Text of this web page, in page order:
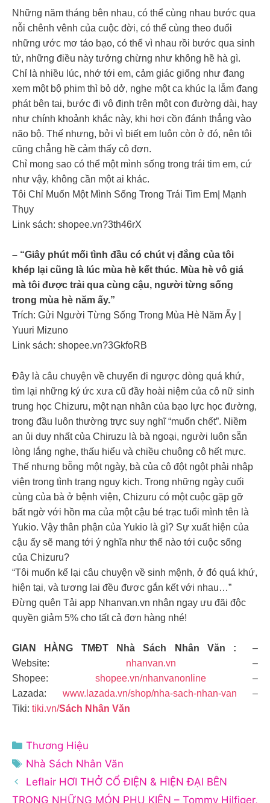
Những năm tháng bên nhau, có thể cùng nhau bước qua
nỗi chênh vênh của cuộc đời, có thể cùng theo đuổi
những ước mơ táo bạo, có thể vì nhau rồi bước qua sinh
tử, những điều này tưởng chừng như không hề hà gì.
Chỉ là nhiều lúc, nhớ tới em, cảm giác giống như đang
xem một bộ phim thì bỏ dở, nghe một ca khúc lạ lẫm đang
phát bên tai, bước đi vô định trên một con đường dài, hay
như chính khoảnh khắc này, khi hơi cồn đánh thẳng vào
não bộ. Thế nhưng, bởi vì biết em luôn còn ở đó, nên tôi
cũng chẳng hề cảm thấy cô đơn.
Chỉ mong sao có thể một mình sống trong trái tim em, cứ
như vậy, không cần một ai khác.
Tôi Chỉ Muốn Một Mình Sống Trong Trái Tim Em| Mạnh
Thụy
Link sách: shopee.vn?3th46rX
– “Giây phút mối tình đầu có chút vị đắng của tôi
khép lại cũng là lúc mùa hè kết thúc. Mùa hè vô giá
mà tôi được trải qua cùng cậu, người từng sống
trong mùa hè năm ấy.”
Trích: Gửi Người Từng Sống Trong Mùa Hè Năm Ấy |
Yuuri Mizuno
Link sách: shopee.vn?3GkfoRB
Đây là câu chuyện về chuyến đi ngược dòng quá khứ,
tìm lại những ký ức xưa cũ đầy hoài niệm của cô nữ sinh
trung học Chizuru, một nạn nhân của bạo lực học đường,
trong đầu luôn thường trực suy nghĩ “muốn chết”. Niềm
an ủi duy nhất của Chiruzu là bà ngoại, người luôn sẵn
lòng lắng nghe, thấu hiểu và chiều chuộng cô hết mực.
Thế nhưng bỗng một ngày, bà của cô đột ngột phải nhập
viện trong tình trạng nguy kịch. Trong những ngày cuối
cùng của bà ở bệnh viện, Chizuru có một cuộc gặp gỡ
bất ngờ với hồn ma của một cậu bé trạc tuổi mình tên là
Yukio. Vậy thân phận của Yukio là gì? Sự xuất hiện của
cậu ấy sẽ mang tới ý nghĩa như thế nào tới cuộc sống
của Chizuru?
“Tôi muốn kể lại câu chuyện về sinh mệnh, ở đó quá khứ,
hiện tại, và tương lai đều được gắn kết với nhau…”
Đừng quên Tải app Nhanvan.vn nhận ngay ưu đãi độc
quyền giảm 5% cho tất cả đơn hàng nhé!
GIAN HÀNG TMĐT Nhà Sách Nhân Văn :
–
Website: nhanvan.vn –
Shopee: shopee.vn/nhanvanonline–
Lazada: www.lazada.vn/shop/nha-sach-nhan-van –
Tiki: tiki.vn/Sách Nhân Văn
Danh
mục
Thương Hiệu
Thẻ
Nhà Sách Nhân Văn
Leflair HƠI THỞ CỔ ĐIỆN & HIỆN ĐẠI BÊN
TRONG NHỮNG MÓN PHỤ KIỆN – Tommy Hilfiger,